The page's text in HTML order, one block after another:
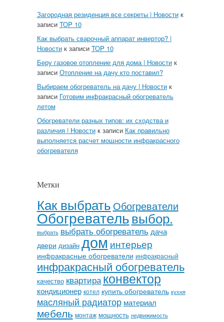
Загородная резиденция все секреты | Новостик
записи TOP 10
Как выбрать сварочный аппарат инвертор? |
Новостик записи TOP 10
Беру газовое отопление для дома | Новостик
записи Отопление на дачу кто поставил?
Выбираем обогреватель на дачу | Новостик
записи Готовим инфракрасный обогреватель
летом
Обогреватели разных типов: их сходства и
различия | Новостик записи Как правильно
выполняется расчет мощности инфракрасного
обогревателя
Метки
Как выбрать Обогреватели
Обогревательвыбор.
выбрать выбрать обогреватель дача
двери дизайн дом интерьер
инфракрасные обогреватели инфракрасный
инфракрасный обогреватель
качество квартираконвектор
кондиционер котел купить обогреватель кухня
масляный радиатор материал
мебель монтаж мощность недвижимость